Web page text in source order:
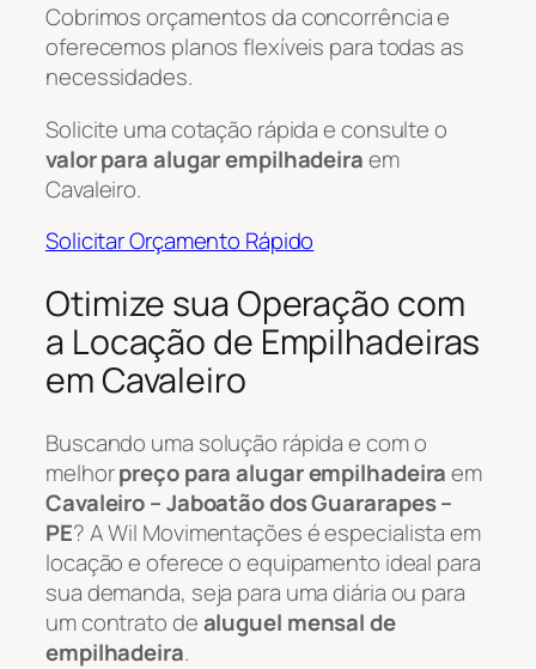
Cobrimos orçamentos da concorrência e
oferecemos planos flexíveis para todas as
necessidades.
Solicite uma cotação rápida e consulte o
valor para alugar empilhadeiraem
Cavaleiro.
Solicitar Orçamento Rápido
Otimize sua Operação com
a Locação de Empilhadeiras
em Cavaleiro
Buscando uma solução rápida e com o
melhorpreço para alugar empilhadeiraem
Cavaleiro – Jaboatão dos Guararapes –
PE? A Wil Movimentações é especialista em
locação e oferece o equipamento ideal para
sua demanda, seja para uma diária ou para
um contrato dealuguel mensal de
empilhadeira.